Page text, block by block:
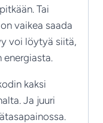
Tai
vaikea saada
voi löytyä siitä,
kaksi
Ja juuri